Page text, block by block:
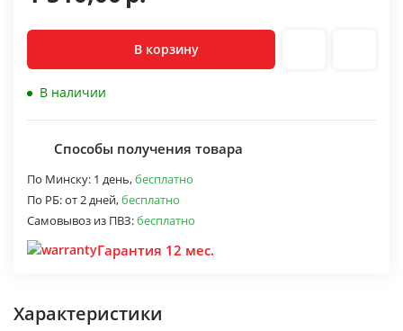
В корзину
В наличии
Способы получения товара
По Минску: 1 день,бесплатно
По РБ:от 2 дней,бесплатно
Самовывоз из ПВЗ:бесплатно
Гарантия 12 мес.
Характеристики